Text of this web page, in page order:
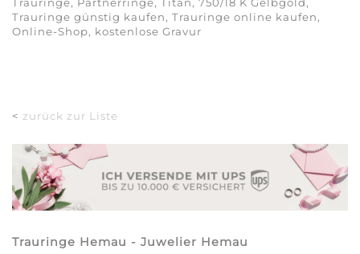
Trauringe günstig kaufen, Trauringe online kaufen,
Online-Shop, kostenlose Gravur
< zurück zur Liste
Trauringe Hemau - Juwelier Hemau